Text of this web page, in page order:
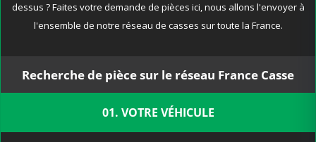
dessus ? Faites votre demande de pièces ici, nous allons l'envoyer à
l'ensemble de notre réseau de casses sur toute la France.
Recherche de pièce sur le réseau France Casse
01. VOTRE VÉHICULE